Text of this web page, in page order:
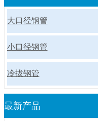
大口径钢管
小口径钢管
冷拔钢管
最新产品